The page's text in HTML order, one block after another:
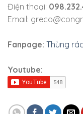
Điện thoại:
Email:
Fanpage: Thùng
Youtube: